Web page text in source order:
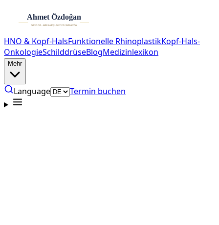
HNO & Kopf-HalsFunktionelle RhinoplastikKopf-Hals-
OnkologieSchilddrüseBlogMedizinlexikon
Mehr
Language Termin buchen